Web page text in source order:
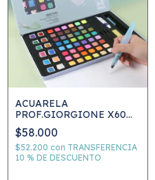
ACUARELA
PROF.GIORGIONE X60
col.LATA SET.+PINCEL
$58.000
$52.200 con TRANSFERENCIA
10 % DE DESCUENTO